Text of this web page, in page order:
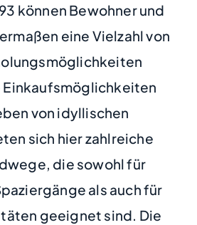
können Bewohner und
eine Vielzahl von
von idyllischen
sich hier zahlreiche
die sowohl für
als auch für
geeignet sind. Die